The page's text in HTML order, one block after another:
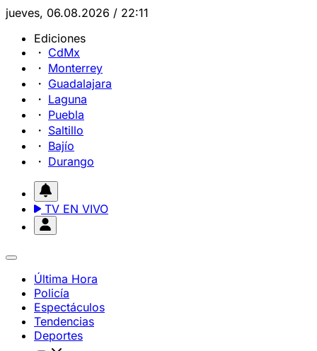
jueves, 06.08.2026 / 22:11
Ediciones
CdMx
Monterrey
Guadalajara
Laguna
Puebla
Saltillo
Bajío
Durango
TV EN VIVO
Última Hora
Policía
Espectáculos
Tendencias
Deportes